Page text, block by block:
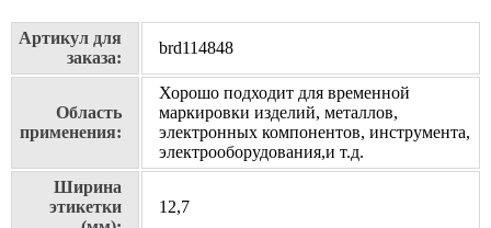
Артикул для
заказа:
brd114848
Область
применения:
Хорошо подходит для временной
маркировки изделий, металлов,
электронных компонентов, инструмента,
электрооборудования,и т.д.
Ширина
этикетки
12,7